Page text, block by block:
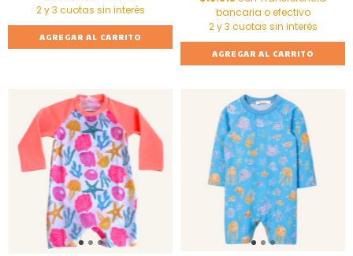
AGREGAR AL CARRITO
bancaria o efectivo
AGREGAR AL CARRITO